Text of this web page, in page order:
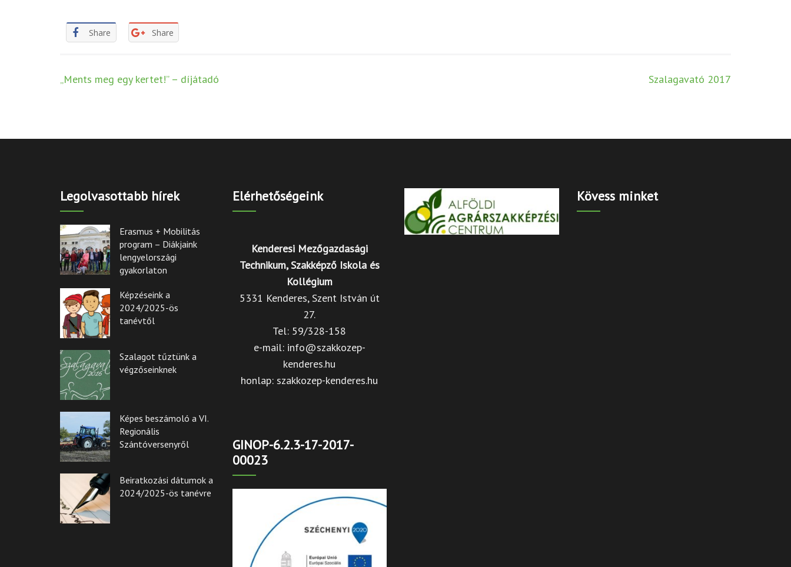
Share Share
Post
„Ments meg egy kertet!” – díjátadó Szalagavató 2017
Legolvasottabb hírek
Erasmus + Mobilitás
program – Diákjaink
lengyelországi
gyakorlaton
Képzéseink a
2024/2025-ös
tanévtől
Szalagot tűztünk a
végzőseinknek
Képes beszámoló a VI.
Regionális
Szántóversenyről
Beiratkozási dátumok a
2024/2025-ös tanévre
Elérhetőségeink
Kenderesi Mezőgazdasági
Technikum, Szakképző Iskola és
Kollégium
5331 Kenderes, Szent István út
27.
Tel: 59/328-158
e-mail: info@szakkozep-
kenderes.hu
honlap: szakkozep-kenderes.hu
GINOP-6.2.3-17-2017-
00023
Kövess minket